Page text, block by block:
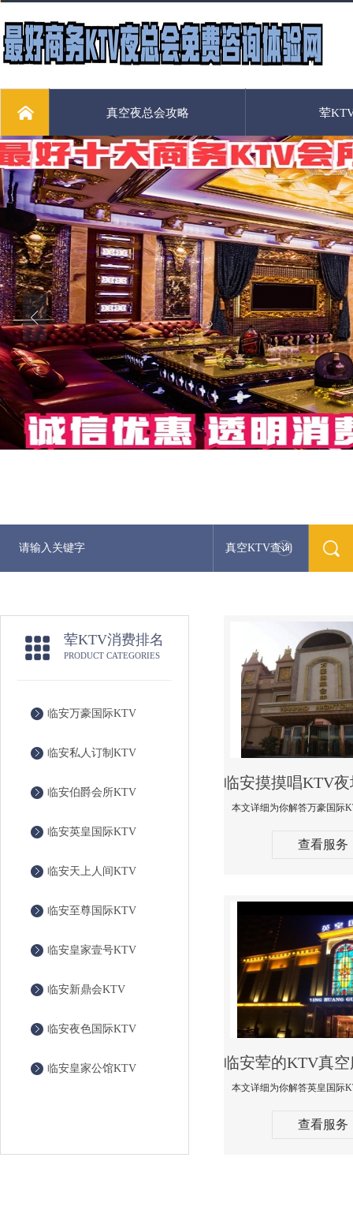
真空夜总会攻略 荤
真空KTV查询
荤KTV消费排名
PRODUCT CATEGORIES
临安万豪国际KTV
临安私人订制KTV
临安伯爵会所KTV
临安英皇国际KTV
临安天上人间KTV
临安至尊国际KTV
临安皇家壹号KTV
临安新鼎会KTV
临安夜色国际KTV
临安皇家公馆KTV
查看服务
查看服务